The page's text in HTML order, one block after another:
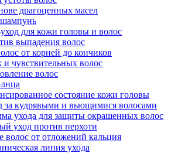
драгоценных масел
для кожи головы и волос
выпадения волос
от корней до кончиков
чувствительных волос
волос
состояние кожи головы
за кудрявыми и вьющимися волосами
ухода для защиты окрашенных волос
уход против перхоти
волос от отложений кальция
линия ухода